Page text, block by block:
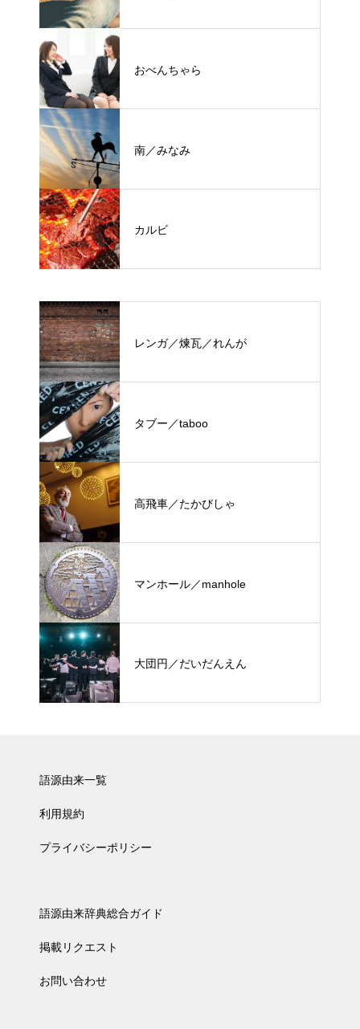
おべんちゃら
南／みなみ
カルビ
レンガ／煉瓦／れんが
タブー／taboo
高飛車／たかびしゃ
マンホール／manhole
大団円／だいだんえん
語源由来一覧
利用規約
プライバシーポリシー
語源由来辞典総合ガイド
掲載リクエスト
お問い合わせ